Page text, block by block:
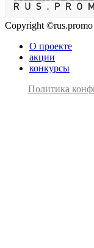
Copyright
О проекте
акции
конкурсы
Политика